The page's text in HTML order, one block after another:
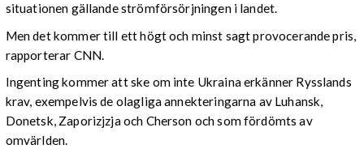
situationen gällande strömförsörjningen i landet.
Men det kommer till ett högt och minst sagt provocerande pris,
rapporterar CNN.
Ingenting kommer att ske om inte Ukraina erkänner Rysslands
krav, exempelvis de olagliga annekteringarna av Luhansk,
Donetsk, Zaporizjzja och Cherson och som fördömts av
omvärlden.